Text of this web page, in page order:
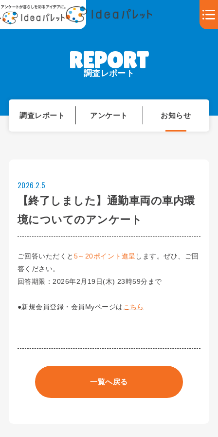
調査レポート
調査レポート アンケート お知らせ
【終了しました】通勤車両の車内環
境についてのアンケート
2026.2.5
ご回答いただくと 5～20ポイント進呈 します。ぜひ、ご回
答ください。
回答期限：2026年2月19日(木) 23時59分まで
●新規会員登録・会員Myページはこちら
一覧へ戻る